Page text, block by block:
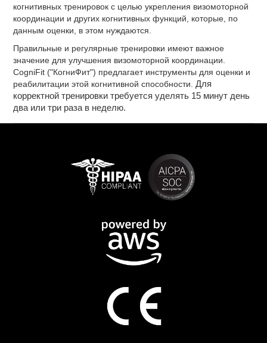
когнитивных тренировок с целью укрепления визомоторной
координации и других когнитивных функций, которые, по
данным оценки, в этом нуждаются.
Правильные и регулярные тренировки имеют важное
значение для улучшения визомоторной координации.
CogniFit ("КогниФит") предлагает инструменты для оценки и
реабилитации этой когнитивной способности.Для
корректной тренировки требуется уделять 15 минут день
два или три раза в неделю.